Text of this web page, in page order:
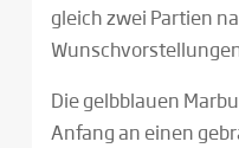
gleich zwei Partien
Die gelbblauen
Anfang an einen